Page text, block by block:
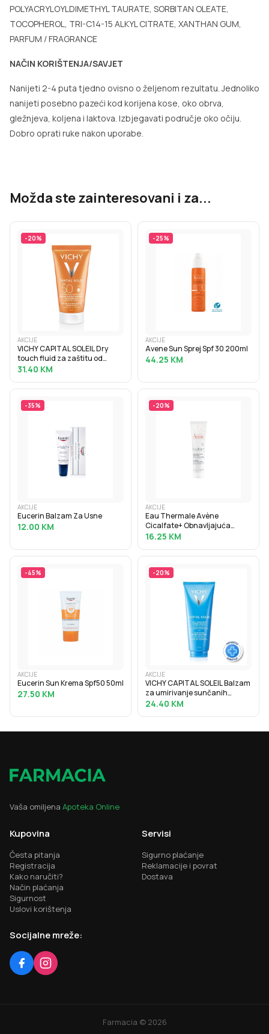
POLYACRYLOYLDIMETHYL TAURATE, SORBITAN OLEATE,
TOCOPHEROL, TRI-C14-15 ALKYL CITRATE, XANTHAN GUM,
PARFUM / FRAGRANCE
NAČIN KORIŠTENJA/SAVJET
Nanijeti 2-4 puta tjedno ovisno o željenom rezultatu. Jednoliko
nanijeti posebno pazeći kod korijena kose, oko obrva,
gležnjeva, koljena i laktova. Izbjegavati područje oko očiju.
Dobro oprati ruke nakon uporabe.
Možda ste zainteresovani i za...
-20%
AKCIJE
VICHY CAPITAL SOLEIL Dry
touch fluid za zaštitu od
sunca protiv masnoga sjaja
31.40 KM
-25%
AKCIJE
Avene Sun Sprej Spf 30 200ml
44.25 KM
-35%
AKCIJE
Eucerin Balzam Za Usne
12.00 KM
-20%
AKCIJE
Eau Thermale Avène
Cicalfate+ Obnavljajuća
zaštitna krema 40ml
16.25 KM
-45%
AKCIJE
Eucerin Sun Krema Spf50 50ml
27.50 KM
-20%
AKCIJE
VICHY CAPITAL SOLEIL Balzam
za umirivanje sunčanih
opeklina, 100 ml
24.40 KM
Vaša omiljena Apoteka Online
Kupovina
Česta pitanja
Registracija
Kako naručiti?
Način plaćanja
Sigurnost
Uslovi korištenja
Servisi
Sigurno plaćanje
Reklamacije i povrat
Dostava
Socijalne mreže:
Farmacia © 2026